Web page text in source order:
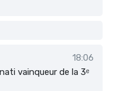
18:06
vainqueur de la 3ᵉ